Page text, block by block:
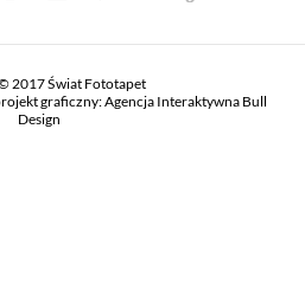
2017 Świat Fototapet
graficzny:Agencja Interaktywna Bull
Design